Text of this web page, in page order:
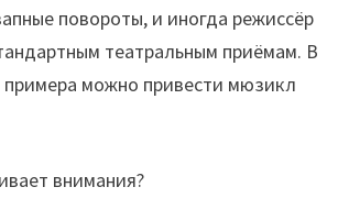
повороты, и иногда режиссёр
театральным приёмам. В
примера можно привести мюзикл
внимания?